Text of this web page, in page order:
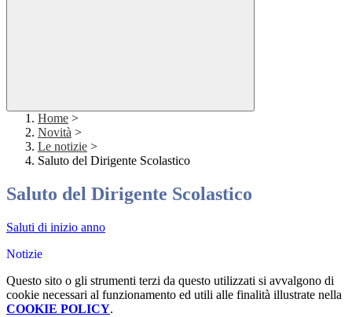
Home >
Novità >
Le notizie >
Saluto del Dirigente Scolastico
Saluto del Dirigente Scolastico
Saluti di inizio anno
Notizie
Questo sito o gli strumenti terzi da questo utilizzati si avvalgono di
cookie necessari al funzionamento ed utili alle finalità illustrate nella
COOKIE POLICY.